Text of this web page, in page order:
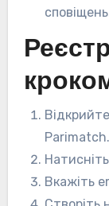
Parimatch.
Вкажіть